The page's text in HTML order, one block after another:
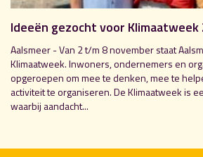
Ideeën gezocht voor Klimaatweek
Aalsmeer - Van 2 t/m 8 november staat
Klimaatweek. Inwoners, ondernemers en
opgeroepen om mee te denken, mee te
activiteit te organiseren. De Klimaatweek is
waarbij aandacht...